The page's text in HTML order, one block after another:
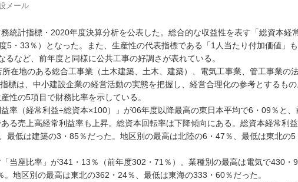
メール
統計指標・2020年度決算分析を公表した。総合的な収益性を表す「総資本経
5・33％）となった。また、生産性の代表指標である「1人当たり付加価値」
など、前年度と同様に公共工事の好調さが表れている。
在地のある総合工事業（土木建築、土木、建築）、電気工事業、管工事業の
標は、中小建設企業の経営活動の実態を把握し、経営合理化の参考とするもの
性の5項目で財務比率を示している。
率（経常利益÷総資本×100）」が06年度以降最高の東日本平均で6・09％と、
る売上高経常利益率も上昇。総資本回転率は下降傾向にある。総資本経常利
最低は建築の3・85％だった。地区別の最高は北陸の6・47％、最低は東北の5
当座比率」が341・13％（前年度302・71％）。業種別の最高は電気で430・9
地区別の最高は東北の362・24％、最低は東海の333・60％だった。